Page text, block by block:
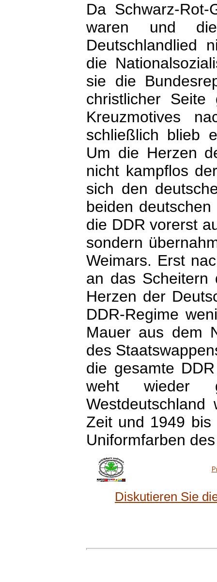
Da Schwarz-
waren und
Deutschlandlied
die
sie die
christlicher
Kreuzmotives
schließlich blieb
Um die Herzen
nicht kampflos
sich den
beiden
die DDR vorerst
sondern
Weimars. Erst
an das Scheitern
Herzen der
DDR-Regime
Mauer aus dem
des
die gesamte
weht wieder
Zeit und 1949
Uniformfarben
Diskutieren Sie